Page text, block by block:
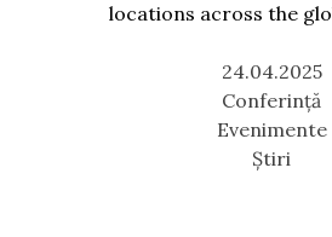
locations across the
24.04.2025
Conferință
Evenimente
Știri